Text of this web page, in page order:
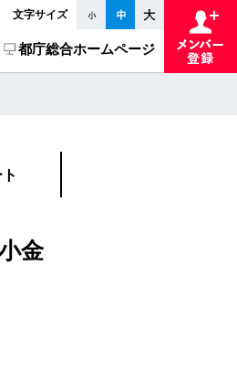
文字サイズ
都庁総合ホームページ
金